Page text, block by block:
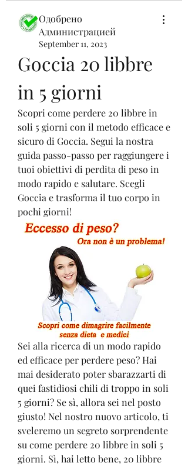
Одобрено
Администрацией
September 11, 2023
Goccia 20 libbre
in 5 giorni
Scopri come perdere 20 libbre in
soli 5 giorni con il metodo efficace e
sicuro di Goccia. Segui la nostra
guida passo-passo per raggiungere i
tuoi obiettivi di perdita di peso in
modo rapido e salutare. Scegli
Goccia e trasforma il tuo corpo in
pochi giorni!
Sei alla ricerca di un modo rapido
ed efficace per perdere peso? Hai
mai desiderato poter sbarazzarti di
quei fastidiosi chili di troppo in soli
5 giorni? Se sì, allora sei nel posto
giusto! Nel nostro nuovo articolo, ti
sveleremo un segreto sorprendente
su come perdere 20 libbre in soli 5
giorni. Sì, hai letto bene, 20 libbre